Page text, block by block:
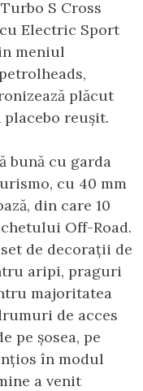
S Cross
Electric Sport
meniul
plăcut
reușit.
bună cu garda
cu 40 mm
din care 10
Off-Road.
de decorații de
aripi, praguri
majoritatea
de acces
pe șosea, pe
în modul
a venit